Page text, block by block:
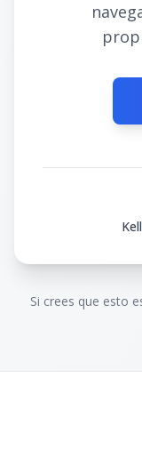
Si crees que esto